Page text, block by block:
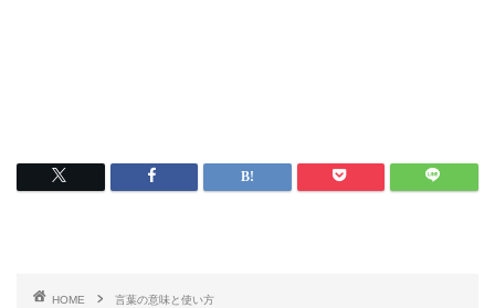
HOME
言葉の意味と使い方